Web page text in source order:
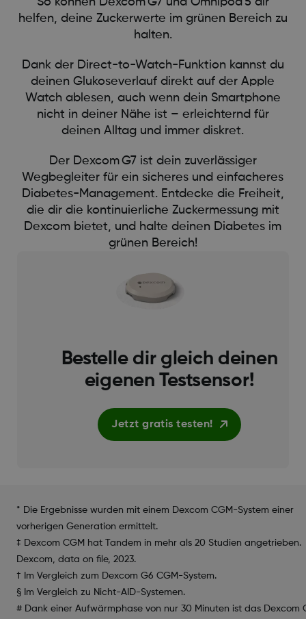
helfen, deine Zuckerwerte im grünen Bereich zu
halten.
Dank der Direct-to-Watch-Funktion kannst du
deinen Glukoseverlauf direkt auf der Apple
Watch ablesen, auch wenn dein Smartphone
nicht in deiner Nähe ist – erleichternd für
deinen Alltag und immer diskret.
Der Dexcom G7 ist dein zuverlässiger
Wegbegleiter für ein sicheres und einfacheres
Diabetes-Management. Entdecke die Freiheit,
die dir die kontinuierliche Zuckermessung mit
Dexcom bietet, und halte deinen Diabetes im
grünen Bereich!
Bestelle dir gleich deinen
eigenen Testsensor!
Jetzt gratis testen!
* Die Ergebnisse wurden mit einem Dexcom CGM-System einer
vorherigen Generation ermittelt.
‡ Dexcom CGM hat Tandem in mehr als 20 Studien angetrieben.
Dexcom, data on file, 2023.
† Im Vergleich zum Dexcom G6 CGM-System.
§ Im Vergleich zu Nicht-AID-Systemen.
# Dank einer Aufwärmphase von nur 30 Minuten ist das Dexcom